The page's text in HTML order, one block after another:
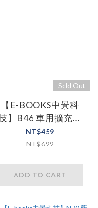
Sold Out
【E-BOOKS中景科
】B46 車用擴充雙
USB QC3.0+2.1A充電
器
NT$459
NT$699
ADD TO CART